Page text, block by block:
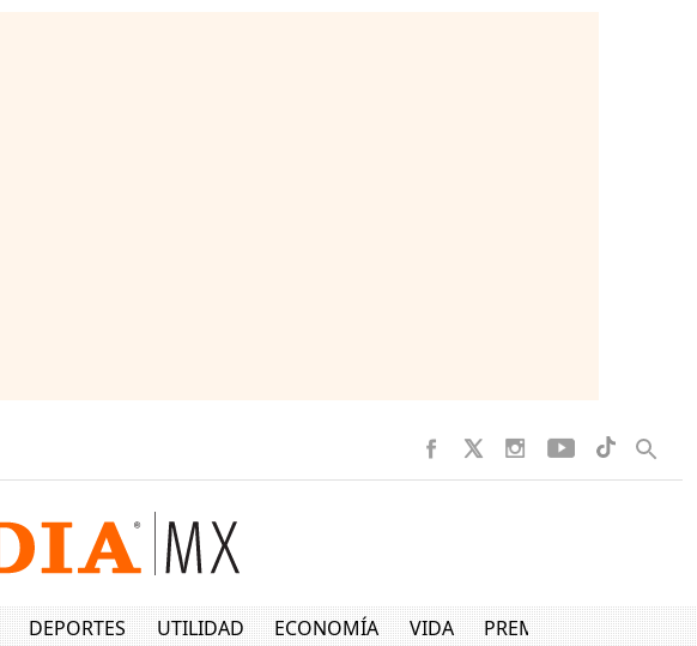
DEPORTES UTILIDAD ECONOMÍA VIDA PREMIUM